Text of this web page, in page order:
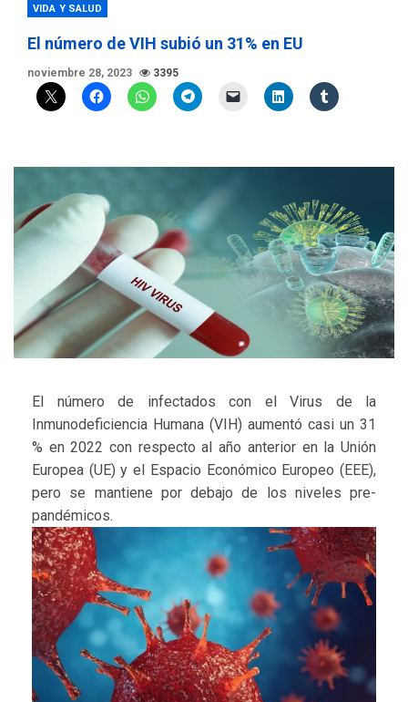
VIDA Y SALUD
El número de VIH subió un 31% en EU
noviembre 28, 2023 3395
El número de infectados con el Virus de la
Inmunodeficiencia Humana (VIH) aumentó casi un 31
% en 2022 con respecto al año anterior en la Unión
Europea (UE) y el Espacio Económico Europeo (EEE),
pero se mantiene por debajo de los niveles pre-
pandémicos.